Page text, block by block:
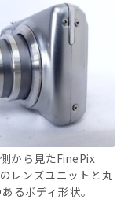
から見たFinePix
レンズユニットと丸
るボディ形状。